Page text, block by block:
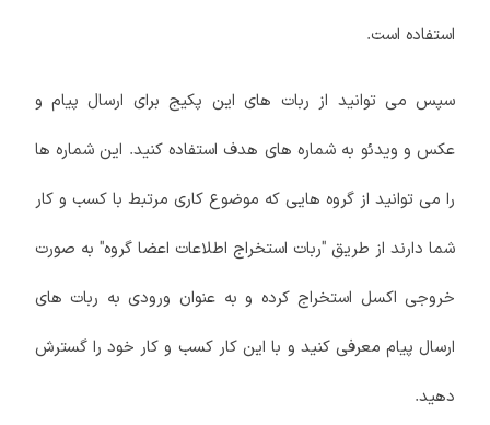
استفاده است.
سپس می توانید از ربات های این پکیج برای ارسال پیام و
عکس و ویدئو به شماره های هدف استفاده کنید. این شماره ها
را می توانید از گروه هایی که موضوع کاری مرتبط با کسب و کار
شما دارند از طریق "ربات استخراج اطلاعات اعضا گروه" به صورت
خروجی اکسل استخراج کرده و به عنوان ورودی به ربات های
ارسال پیام معرفی کنید و با این کار کسب و کار خود را گسترش
دهید.